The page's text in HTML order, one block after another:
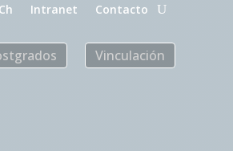
Intranet Contacto
Vinculación